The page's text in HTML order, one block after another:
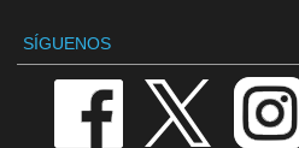
SÍGUENOS